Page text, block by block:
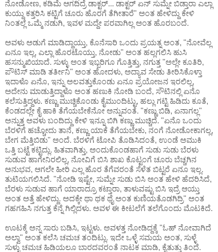
ನೋಡೋಣ, ಕಡಿಮೆ ಆಗದಿದ್ರೆ ಡಾಕ್ಟರ್... ಡಾಕ್ಟರ್ ಏನ್ ಸುಮ್ನೇ ಬಿಡ್ತಾರಾ ಎಲ್ಲಾ
ಕುಯ್ದು ಕತ್ತರಿಸಿ ಕಟ್ಟಿಗೆ ಚೂರು ಹೊರಗೆ ತೆಗೀತಾರೆ" ಅಂತ ಹೇಳಿದ್ದು ಕೇಳಿ
ನಿಂತಲ್ಲೆ ಒಮ್ಮೆ ನಡುಗಿ, ಇವಳ ಮದ್ದೇ ಪರವಾಗಿಲ್ಲ ಅಂತ ಹೊರಬಂದೆ.
ಅವಳು ಅಡುಗೆ ಮಾಡಿದ್ದಾಯ್ತು, ಕೊನೆಸಾರಿ ಒಂದು ಪ್ರಯತ್ನ ಅಂತ, "ನೋವೆಲ್ಲ
ಏನೂ ಇಲ್ಲ, ಎಲ್ಲಾ ಹೊರಟೊಯ್ತು, ನೋಡು" ಅಂತ ಹಲ್ಲಗಲಿಸಿ ಹುಸಿ
ಹಸನ್ಮುಖಿಯಾದೆ. ಸುಳ್ಳು ಅಂತ ಇಬ್ಬರಿಗೂ ಗೊತ್ತಿತ್ತು, ನಗುತ್ತ "ಅಲ್ಲೇ ಕೂತಿರಿ,
ಪೌಟಿಸ್ ಮಾಡಿ ತರ್ತೀನಿ" ಅಂತ ಹೋದಳು, ಅದ್ಯಾವ ಸೇಡು ತೀರಿಸಿಕೊಳ್ತಾ
ಇದಾಳೊ ಏನೊ, ಇನ್ನು ಅಲವತ್ತುಕೊಂಡು ಏನೂ ಪ್ರಯೋಜನ ಇರಲಿಲ್ಲ,
ಅದೇನು ಮಾಡುತ್ತಿದ್ದಾಳೊ ಅಂತ ಹಣುಕಿ ನೋಡಿ ಬಂದೆ, ಸೌಟಿನಲ್ಲಿ ಏನೊ
ಕಲೆಸುತ್ತಿದ್ದಳು. ಕಣ್ಣು ಮುಚ್ಚಿಕೊಂಡು ಕೈಮುಂದಿಟ್ಟು, ಹಲ್ಲು ಗಟ್ಟಿ ಹಿಡಿದು ಕೂತೆ,
ಕೆಂಡದಲ್ಲೇ ಕೈ ಹಾಕಿ ತೆಗೆಯಬೇಕೆನೋ ಅನ್ನುವಂತೆ. "ಕಣ್ಣು ಬಿಡಿ, ಏನಾಗಲ್ಲ"
ಅನ್ನುತ್ತ ಅವಳು ಬಂದಿದ್ದು ಕೇಳಿ ಇನ್ನೂ ಬಿಗಿ ಕಣ್ಣು ಮುಚ್ಚಿದೆ. "ಏನೊ ಒಂದು
ಬೆರಳಿಗೆ ಹಚ್ಚೋದು ತಾನೆ, ಕಣ್ಣು ಯಾಕೆ ತೆಗೆಯಬೇಕು, ನಂಗೆ ನೋಡೋಕಾಗಲ್ಲ,
ಬೇಗ ಮೆತ್ತಿಬಿಡು" ಅಂದೆ. ಬೆರಳಿಗೆ ಟೋಪಿ ತೊಡಿಸಿದಂತೆ, ಉಂಡೆ ಅಮುಕಿ
ಒತ್ತಿ ಬಟ್ಟೆ ಕಟ್ಟಿದ್ಲು. ಹಿತವಾಗಿತ್ತು, ಅಂದುಕೊಂಡಹಾಗೆ ಸುಡು ಸುಡು ಬೆರಳು
ಸುಡುವ ಹಾಗೇನಿರಲಿಲ್ಲ, ನೋವಿಗೆ ಬಿಸಿ ಶಾಖ ಕೊಟ್ಟಂಗೆ ಚೂರು ಬೆಚ್ಚಗಿನ
ಅನುಭವ, ಆಗಲೇ ಹೀರಿ ಎಲ್ಲ ಹೊರ ತೆಗೆವರಂತೆ ಸೆಳೆತ ಬಿಟ್ಟರೆ ಏನೂ ಇಲ್ಲ.
ತುಟಿಯಗಲಿಸಿದೆ. "ನೋಡಿ ಇಷ್ಟೇ, ಸುಮ್ನೇ ಸುಡು ಬಿಸಿ ಅಂತ ಹೇಳಿ ಹೆದರಿಸಿದೆ,
ಬೆರಳು ಸುಡುವ ಹಾಗೆ ಯಾರಾದ್ರೂ ಕಟ್ತಾರಾ, ತಾಳುವಷ್ಟು ಬಿಸಿ ಇದ್ರೆ ಆಯ್ತು
ಅಂತ ಅತ್ತೆ ಹೇಳಿದ್ದು. ಅದಕ್ಕೇ ಥಾ ಥಕ ಥೈ ಅಂತ ಕುಣಿಯತೊಡಗಿದ್ರಿ" ಅಂತ
ಗಹಗಹಿಸಿ ನಗುತ್ತ ಕೆನ್ನೆ ಗಿಲ್ಲಿದಳು. ಅವಳ ಈ ಕೀಟಲೆಗೆ ತಲೆಗೊಂದು ಮೊಟಕಿದೆ.
ಊಟಕ್ಕೆ ಅನ್ನ ಸಾರು ಬಡಿಸಿ, ಇಟ್ಟಳು. ಅವಳತ್ತ ನೋಡಿದ್ದಕ್ಕೆ "ಓಹ್ ನೋವಾಗಿದೆ
ಅಲ್ವಾ" ಅಂತ ಕಲೆಸಿ ಚಮಚ ತಂದಿಟ್ಲು. ಇದೇ ಒಳ್ಳೆ ಸಮಯ ಅಂತ, ಸುಳ್ಳೆ
ಸುಳ್ಳು ಚಮಚ ಹಿಡಿಯಲೂ ಬಾರದವರಂತೆ ನಾಟಕ ಮಾಡಿ, ಕೈತುತ್ತು ತಿಂದೆ.